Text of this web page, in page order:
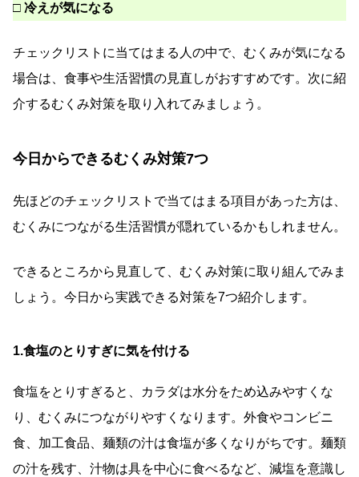
□ 冷えが気になる
チェックリストに当てはまる人の中で、むくみが気になる
場合は、食事や生活習慣の見直しがおすすめです。次に紹
介するむくみ対策を取り入れてみましょう。
今日からできるむくみ対策7つ
先ほどのチェックリストで当てはまる項目があった方は、
むくみにつながる生活習慣が隠れているかもしれません。
できるところから見直して、むくみ対策に取り組んでみま
しょう。今日から実践できる対策を7つ紹介します。
1.食塩のとりすぎに気を付ける
食塩をとりすぎると、カラダは水分をため込みやすくな
り、むくみにつながりやすくなります。外食やコンビニ
食、加工食品、麺類の汁は食塩が多くなりがちです。麺類
の汁を残す、汁物は具を中心に食べるなど、減塩を意識し